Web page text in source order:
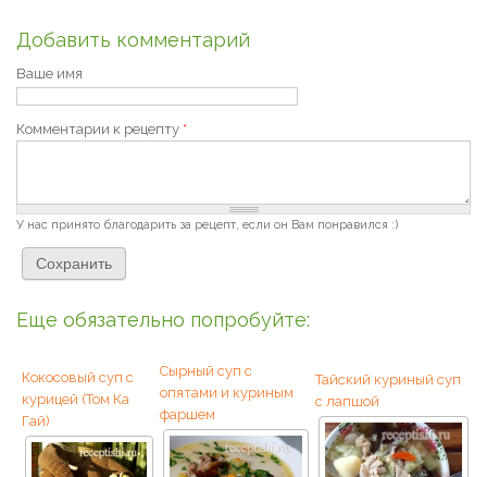
Добавить комментарий
Ваше имя
Комментарии к рецепту *
У нас принято благодарить за рецепт, если он Вам понравился :)
Еще обязательно попробуйте:
Кокосовый суп с
курицей (Том Ка
Гай)
Сырный суп с
опятами и куриным
фаршем
Тайский куриный суп
с лапшой